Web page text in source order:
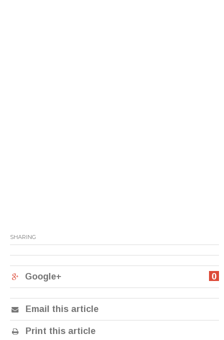
SHARING
0
Google+
Email this article
Print this article